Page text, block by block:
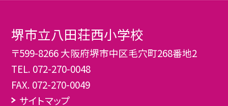
堺市立八田荘西小学校
〒599-8266 大阪府堺市中区毛穴町268番地2
TEL. 072-270-0048
FAX. 072-270-0049
サイトマップ